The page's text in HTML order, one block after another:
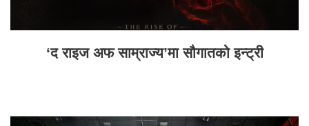
‘द राइज अफ साम्राज्य’मा सौगातको इन्ट्री